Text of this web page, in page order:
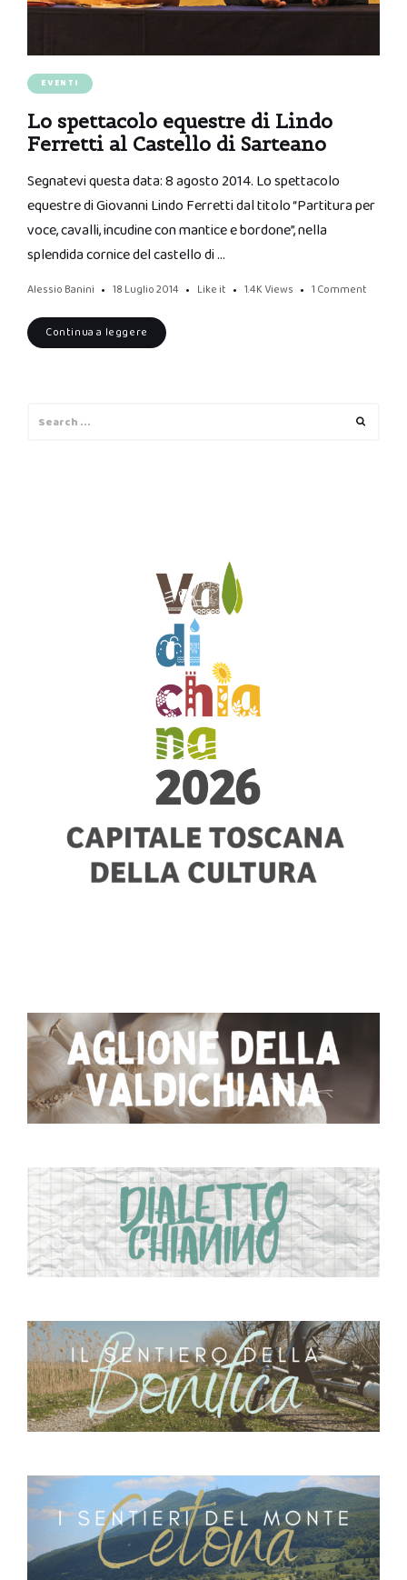
EVENTI
Lo spettacolo equestre di Lindo
Ferretti al Castello di Sarteano
Segnatevi questa data: 8 agosto 2014. Lo spettacolo
equestre di Giovanni Lindo Ferretti dal titolo “Partitura per
voce, cavalli, incudine con mantice e bordone”, nella
splendida cornice del castello di …
Alessio Banini 18 Luglio 2014 Like it 1.4K Views 1 Comment
Continua a leggere
for: